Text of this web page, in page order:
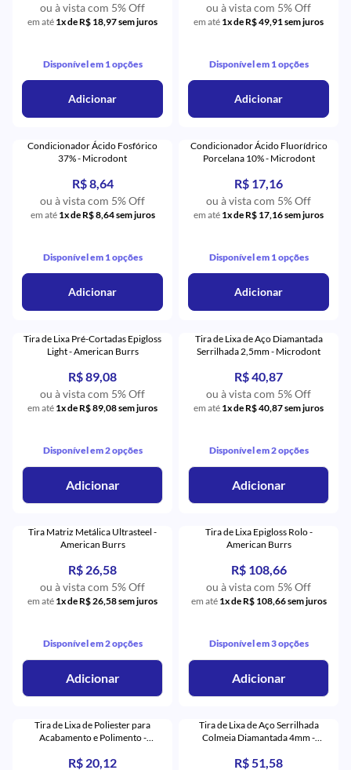
ou à vista com 5% Off
em até 1x de R$ 18,97 sem juros
Disponível em 1 opções
Adicionar
ou à vista com 5% Off
em até 1x de R$ 49,91 sem juros
Disponível em 1 opções
Adicionar
Condicionador Ácido Fosfórico
37% - Microdont
R$ 8,64
ou à vista com 5% Off
em até 1x de R$ 8,64 sem juros
Disponível em 1 opções
Adicionar
Condicionador Ácido Fluorídrico
Porcelana 10% - Microdont
R$ 17,16
ou à vista com 5% Off
em até 1x de R$ 17,16 sem juros
Disponível em 1 opções
Adicionar
Tira de Lixa Pré-Cortadas Epigloss
Light - American Burrs
R$ 89,08
ou à vista com 5% Off
em até 1x de R$ 89,08 sem juros
Disponível em 2 opções
Adicionar
Tira de Lixa de Aço Diamantada
Serrilhada 2,5mm - Microdont
R$ 40,87
ou à vista com 5% Off
em até 1x de R$ 40,87 sem juros
Disponível em 2 opções
Adicionar
Tira Matriz Metálica Ultrasteel -
American Burrs
R$ 26,58
ou à vista com 5% Off
em até 1x de R$ 26,58 sem juros
Disponível em 2 opções
Adicionar
Tira de Lixa Epigloss Rolo -
American Burrs
R$ 108,66
ou à vista com 5% Off
em até 1x de R$ 108,66 sem juros
Disponível em 3 opções
Adicionar
Tira de Lixa de Poliester para
Acabamento e Polimento -
R$ 20,12
Tira de Lixa de Aço Serrilhada
Colmeia Diamantada 4mm -
R$ 51,58